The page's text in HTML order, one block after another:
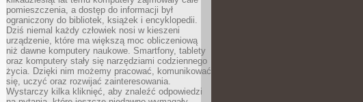
pomieszczenia, a dostęp do informacji był
ograniczony do bibliotek, książek i encyklopedii.
Dziś niemal każdy człowiek nosi w kieszeni
urządzenie, które ma większą moc obliczeniową
niż dawne komputery naukowe. Smartfony, tablety
oraz komputery stały się narzędziami codziennego
życia. Dzięki nim możemy pracować, komunikować
się, uczyć oraz rozwijać zainteresowania.
Wystarczy kilka kliknięć, aby znaleźć odpowiedzi